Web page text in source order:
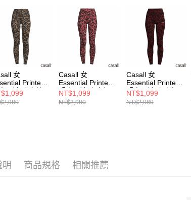
女
Printed
長褲 宇宙棕
Casall 女
Essential Printed
緊身長褲 宇宙粉
NT$1,099
NT$2,980
Casall 女
Essential Printed
緊身長褲 宇宙紅
NT$1,099
NT$2,980
明 商品規格 相關推薦